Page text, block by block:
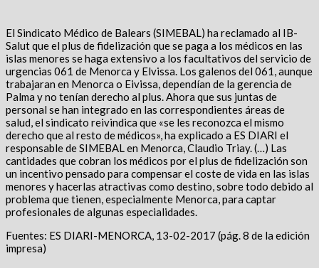
El Sindicato Médico de Balears (SIMEBAL) ha reclamado al IB-
Salut que el plus de fidelización que se paga a los médicos en las
islas menores se haga extensivo a los facultativos del servicio de
urgencias 061 de Menorca y Elvissa. Los galenos del 061, aunque
trabajaran en Menorca o Eivissa, dependían de la gerencia de
Palma y no tenían derecho al plus. Ahora que sus juntas de
personal se han integrado en las correspondientes áreas de
salud, el sindicato reivindica que «se les reconozca el mismo
derecho que al resto de médicos», ha explicado a ES DIARI el
responsable de SIMEBAL en Menorca, Claudio Triay. (…) Las
cantidades que cobran los médicos por el plus de fidelización son
un incentivo pensado para compensar el coste de vida en las islas
menores y hacerlas atractivas como destino, sobre todo debido al
problema que tienen, especialmente Menorca, para captar
profesionales de algunas especialidades.
Fuentes: ES DIARI-MENORCA, 13-02-2017 (pág. 8 de la edición
impresa)